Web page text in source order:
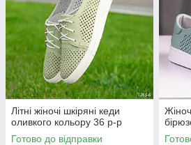
Літні жіночі шкіряні кеди
оливкого кольору 36 р-р
Готово до відправки